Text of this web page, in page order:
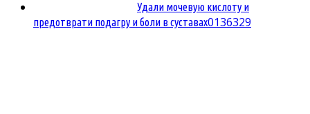
Удали мочевую кислоту и
предотврати подагру и боли в суставах0136329